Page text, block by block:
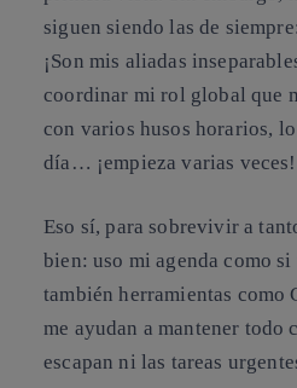
siguen siendo las de
¡Son mis aliadas
coordinar mi rol global que
con varios husos horarios,
día… ¡empieza varias veces!
Eso sí, para sobrevivir a
bien: uso mi agenda como
también herramientas como
me ayudan a mantener todo
escapan ni las tareas